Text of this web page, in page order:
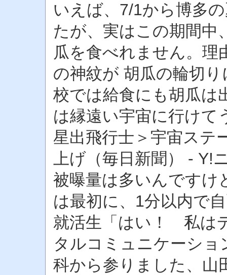
いえば、7/1から博多
たが、実はこの期間中
瓜を食べれません。理
の神紋が 胡瓜の輪切
校では給食にも胡瓜は
は縁遠い宇宙に行け
星出飛行士＞宇宙ス
上げ（毎日新聞）
被曝量は多いんですけ
は最初に、1分以内で
就活生「はい！ 私は
タルコミュニケーシ
科から参りました、山